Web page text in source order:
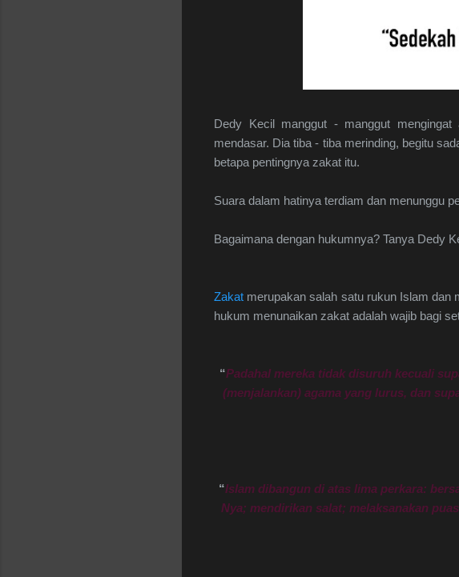
Dedy Kecil manggut - manggut
mendasar. Dia tiba - tiba merinding, begitu
betapa pentingnya zakat itu.
Suara dalam hatinya terdiam dan menunggu
Bagaimana dengan hukumnya? Tanya Dedy
Zakat merupakan salah satu rukun Islam dan
hukum menunaikan zakat adalah wajib bagi
“Padahal mereka tidak disuruh kecuali
(menjalankan) agama yang lurus, dan
“Islam dibangun di atas lima perkara:
Nya; mendirikan salat; melaksanakan